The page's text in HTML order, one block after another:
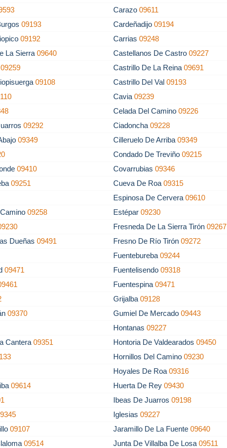
Carazo09611
09193 Cardeñadijo09194
09192 Carrias09248
La Sierra09640 Castellanos De Castro09227
09259 Castrillo De La Reina09691
09108 Castrillo Del Val09193
Cavia09239
Celada Del Camino09226
09292 Ciadoncha09228
09349 Cilleruelo De Arriba09349
Condado De Treviño09215
09410 Covarrubias09346
09251 Cueva De Roa09315
Espinosa De Cervera09610
09258 Estépar09230
Fresneda De La Sierra Tirón09267
Dueñas09491 Fresno De Río Tirón09272
Fuentebureba09244
09471 Fuentelisendo09318
Fuentespina09471
Grijalba09128
09370 Gumiel De Mercado09443
Hontanas09227
Cantera09351 Hontoria De Valdearados09450
Hornillos Del Camino09230
Hoyales De Roa09316
09614 Huerta De Rey09430
Ibeas De Juarros09198
Iglesias09227
09107 Jaramillo De La Fuente09640
09514 Junta De Villalba De Losa09511